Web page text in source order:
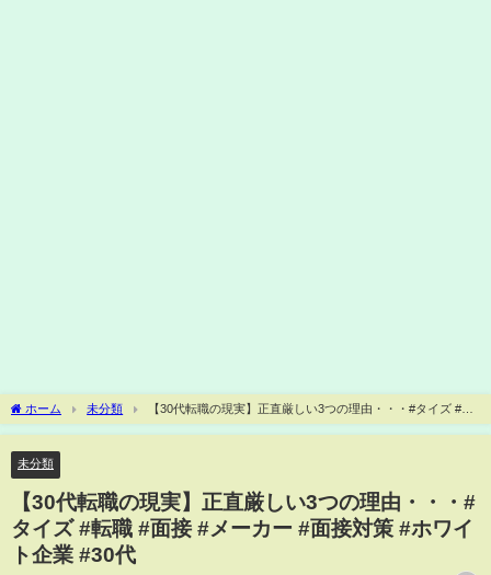
ホーム 未分類
【30代転職の現実】正直厳しい3つの理由・・・#タイズ #転
職 #面接 #メーカー #面接対策 #ホワイト企業 #30代
未分類
【30代転職の現実】正直厳しい3つの理由・・・#
タイズ #転職 #面接 #メーカー #面接対策 #ホワイ
ト企業 #30代